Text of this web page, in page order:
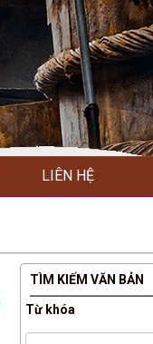
LIÊN HỆ
TÌM KIẾM VĂN BẢN
Từ khóa